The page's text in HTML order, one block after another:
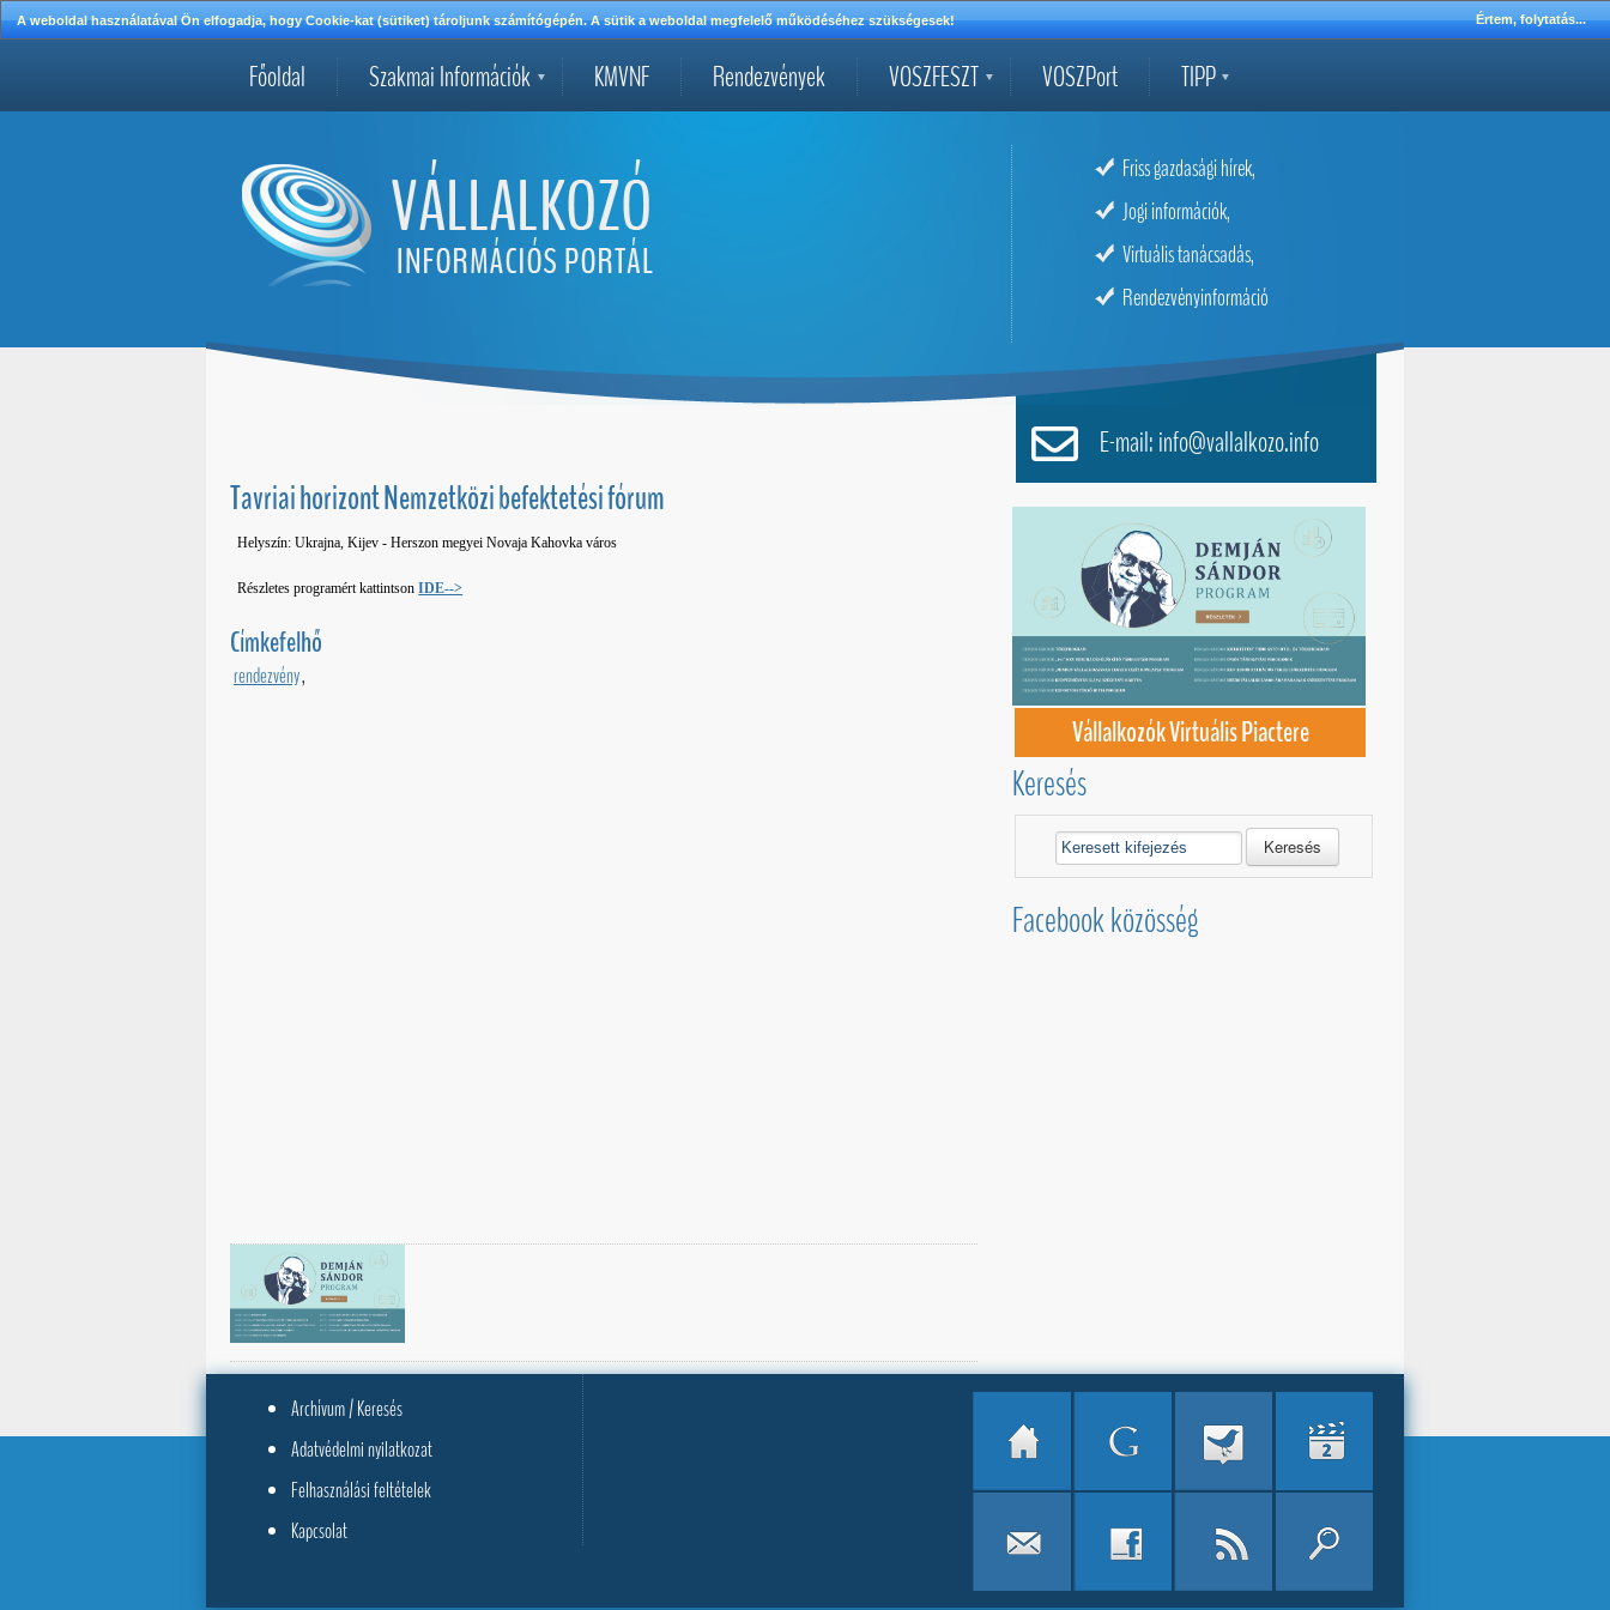
A weboldal használatával Ön elfogadja, hogy Cookie-kat (sütiket) tároljunk számítógépén. A sütik a weboldal megfelelő működéséhez szükségesek! Értem, folytatás...
Főoldal Szakmai Információk KMVNF Rendezvények VOSZFESZT VOSZPort TIPP
Friss gazdasági hírek,
Jogi információk,
Virtuális tanácsadás,
Rendezvényinformáció
Tavriai horizont Nemzetközi befektetési fórum
Helyszín: Ukrajna, Kijev - Herszon megyei Novaja Kahovka város
Részletes programért kattintsonIDE-->
Címkefelhő
rendezvény,
E-mail: info@vallalkozo.info
Vállalkozók Virtuális Piactere
Keresés
Keresés
Facebook közösség
Archívum / Keresés
Adatvédelmi nyilatkozat
Felhasználási feltételek
Kapcsolat